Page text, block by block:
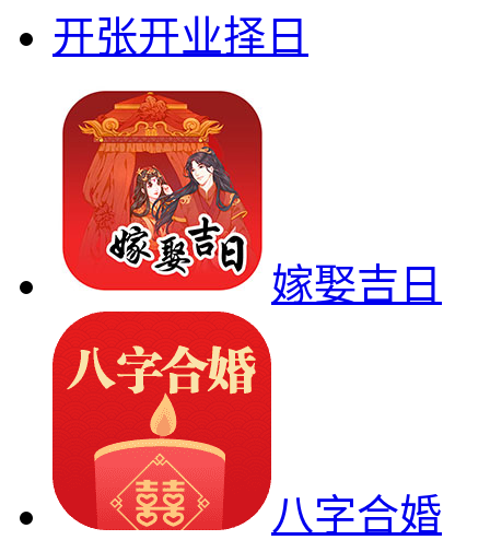
开张开业择日
嫁娶吉日
八字合婚